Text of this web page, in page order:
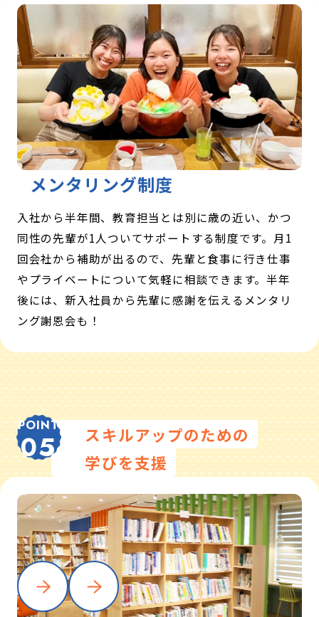
メンタリング制度
入社から半年間、教育担当とは別に歳の近い、かつ
同性の先輩が1人ついてサポートする制度です。月1
回会社から補助が出るので、先輩と食事に行き仕事
やプライベートについて気軽に相談できます。半年
後には、新入社員から先輩に感謝を伝えるメンタリ
ング謝恩会も！
POINT
05
スキルアップのための
学びを支援